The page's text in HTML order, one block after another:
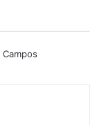
Campos